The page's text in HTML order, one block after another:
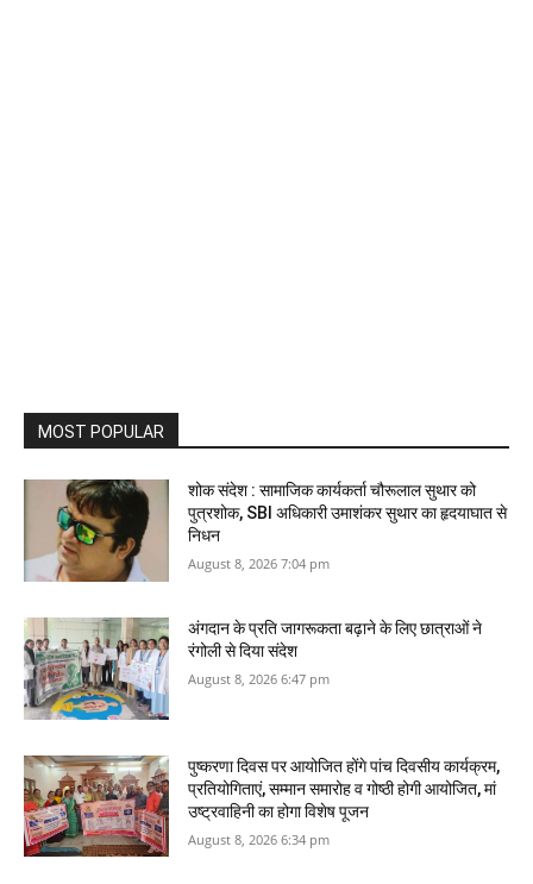
MOST POPULAR
शोक संदेश : सामाजिक कार्यकर्ता चौरूलाल सुथार को
पुत्रशोक, SBI अधिकारी उमाशंकर सुथार का हृदयाघात से
निधन
August 8, 2026 7:04 pm
अंगदान के प्रति जागरूकता बढ़ाने के लिए छात्राओं ने
रंगोली से दिया संदेश
August 8, 2026 6:47 pm
पुष्करणा दिवस पर आयोजित होंगे पांच दिवसीय कार्यक्रम,
प्रतियोगिताएं, सम्मान समारोह व गोष्ठी होगी आयोजित, मां
उष्‍ट्रवाहिनी का होगा विशेष पूजन
August 8, 2026 6:34 pm